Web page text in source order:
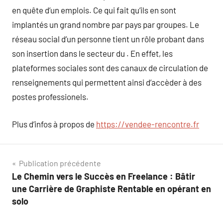
en quête d’un emplois. Ce qui fait qu’ils en sont
implantés un grand nombre par pays par groupes. Le
réseau social d’un personne tient un rôle probant dans
son insertion dans le secteur du . En effet, les
plateformes sociales sont des canaux de circulation de
renseignements qui permettent ainsi d’accèder à des
postes professionels.
Plus d’infos à propos de https://vendee-rencontre.fr
Navigation
de
l’article
Publication précédente
Le Chemin vers le Succès en Freelance : Bâtir
une Carrière de Graphiste Rentable en opérant en
solo